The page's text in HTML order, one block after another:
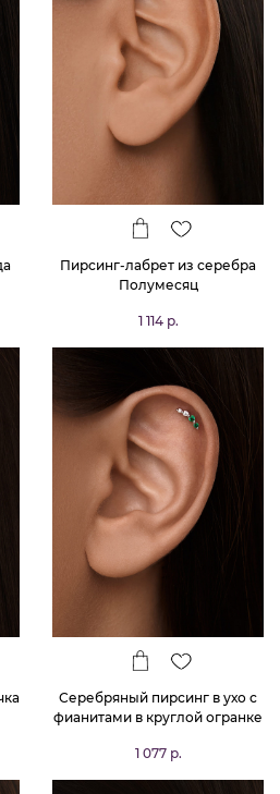
Пирсинг-лабрет из серебра
Полумесяц
1 114 р.
Серебряный пирсинг в ухо с
фианитами в круглой огранке
1 077 р.